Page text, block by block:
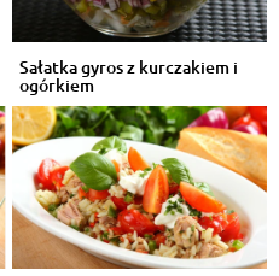
Sałatka gyros z kurczakiem i
ogórkiem